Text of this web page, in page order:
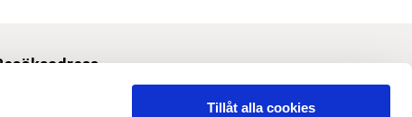
Tillåt alla cookies
Svetsarvägen 10, Solna